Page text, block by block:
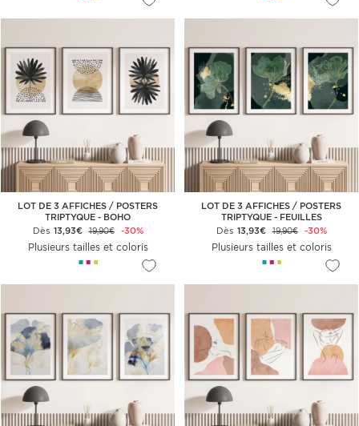
LOT DE 3 AFFICHES / POSTERS
TRIPTYQUE - BOHO
Dès 13,93€ 19,90€ -30%
Plusieurs tailles et coloris
LOT DE 3 AFFICHES / POSTERS
TRIPTYQUE - FEUILLES
Dès 13,93€ 19,90€ -30%
Plusieurs tailles et coloris